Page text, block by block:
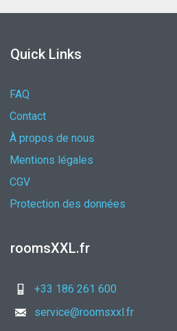
Quick Links
FAQ
Contact
À propos de nous
Mentions légales
CGV
Protection des données
roomsXXL.fr
+33 186 261 600
service@roomsxxl.fr